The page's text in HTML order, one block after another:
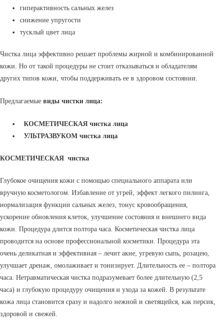
гиперактивность сальных желез
снижение упругости
тусклый цвет лица
Чистка лица эффективно решает проблемы жирной и комбинированной
кожи. Но от такой процедуры не стоит отказываться и обладателям
других типов кожи, чтобы поддерживать ее в здоровом состоянии.
Предлагаемые виды чистки лица:
КОСМЕТИЧЕСКАЯ чистка лица
УЛЬТРАЗВУКОМ чистка лица
КОСМЕТИЧЕСКАЯ чистка
Глубокое очищения кожи с помощью специального аппарата или
вручную косметологом. Избавление от угрей, эффект легкого пилинга,
нормализация функции сальных желез, тонус кровообращения,
ускорение обновления клеток, улучшение состояния и внешнего вида
кожи. Процедура длится полтора часа. Косметическая чистка лица
проводится на основе профессиональной косметики. Процедура эта
очень деликатная и эффективная – лечит акне, угревую сыпь, розацею,
улучшает дренаж, омолаживает и тонизирует. Длительность ее – полтора
часа. Нетравматическая чистка подразумевает более длительную (2,5
часа) и глубокую процедуру очищения и ухода за кожей. В результате
кожа лица становится сразу и надолго нежной и светящейся, как персик,
здоровой и свежей.